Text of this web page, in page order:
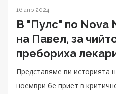
16 апр 2024
В "Пулс" по Nova
на Павел, за
пребориха
Представяме ви историята
ноември бе приет в